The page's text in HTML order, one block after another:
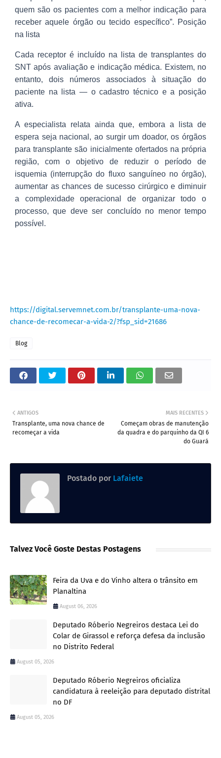
quem são os pacientes com a melhor indicação para
receber aquele órgão ou tecido específico”. Posição
na lista
Cada receptor é incluído na lista de transplantes do
SNT após avaliação e indicação médica. Existem, no
entanto, dois números associados à situação do
paciente na lista — o cadastro técnico e a posição
ativa.
A especialista relata ainda que, embora a lista de
espera seja nacional, ao surgir um doador, os órgãos
para transplante são inicialmente ofertados na própria
região, com o objetivo de reduzir o período de
isquemia (interrupção do fluxo sanguíneo no órgão),
aumentar as chances de sucesso cirúrgico e diminuir
a complexidade operacional de organizar todo o
processo, que deve ser concluído no menor tempo
possível.
https://digital.servemnet.com.br/transplante-uma-nova-
chance-de-recomecar-a-vida-2/?fsp_sid=21686
Blog
MAIS RECENTES
Começam obras de manutenção
da quadra e do parquinho da QI 6
do Guará
ANTIGOS
Transplante, uma nova chance de
recomeçar a vida
Postado por Lafaiete
Talvez Você Goste Destas Postagens
Feira da Uva e do Vinho altera o trânsito em
Planaltina
August 06, 2026
Deputado Róberio Negreiros destaca Lei do
Colar de Girassol e reforça defesa da inclusão
no Distrito Federal
August 05, 2026
Deputado Róberio Negreiros oficializa
candidatura à reeleição para deputado distrital
no DF
August 05, 2026